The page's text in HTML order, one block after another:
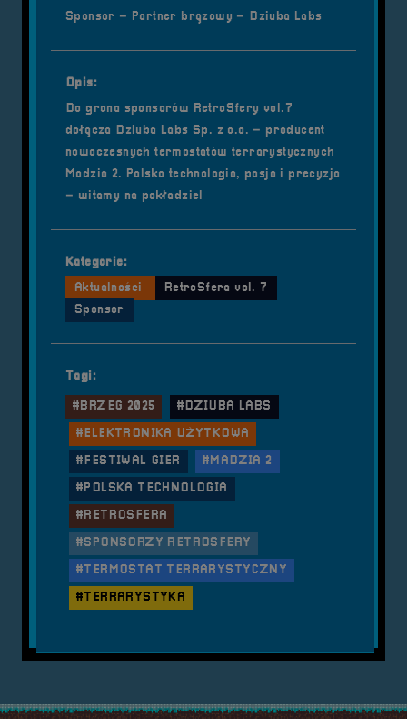
Sponsor – Partner brązowy – Dziuba Labs
Opis:
Do grona sponsorów RetroSfery vol.7
dołącza Dziuba Labs Sp. z o.o. – producent
nowoczesnych termostatów terrarystycznych
Madzia 2. Polska technologia, pasja i precyzja
– witamy na pokładzie!
Kategorie:
Aktualności
RetroSfera vol. 7
Sponsor
Tagi:
#BRZEG 2025
#DZIUBA LABS
#ELEKTRONIKA UŻYTKOWA
#FESTIWAL GIER
#MADZIA 2
#POLSKA TECHNOLOGIA
#RETROSFERA
#SPONSORZY RETROSFERY
#TERMOSTAT TERRARYSTYCZNY
#TERRARYSTYKA